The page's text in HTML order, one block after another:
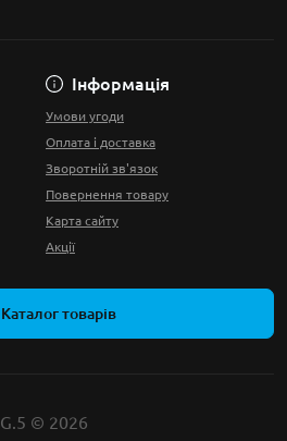
Інформація
Умови угоди
Оплата і доставка
Зворотній зв'язок
Повернення товару
Карта сайту
Акції
Каталог товарів
G.5 © 2026